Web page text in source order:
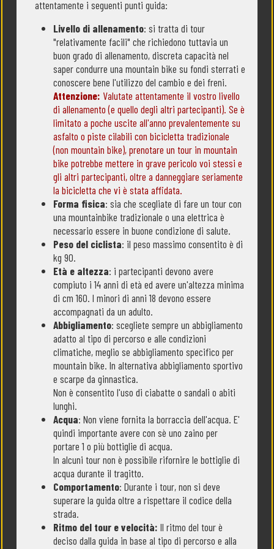
attentamente i seguenti punti guida:
Livello di allenamento: si tratta di tour
"relativamente facili" che richiedono tuttavia un
buon grado di allenamento, discreta capacità nel
saper condurre una mountain bike su fondi sterrati e
conoscere bene l'utilizzo del cambio e dei freni.
Attenzione: Valutate attentamente il vostro livello
di allenamento (e quello degli altri partecipanti). Se è
limitato a poche uscite all'anno prevalentemente su
asfalto o piste cilabili con bicicletta tradizionale
(non mountain bike), prenotare un tour in mountain
bike potrebbe mettere in grave pericolo voi stessi e
gli altri partecipanti, oltre a danneggiare seriamente
la bicicletta che vi è stata affidata.
Forma fisica: sia che scegliate di fare un tour con
una mountainbike tradizionale o una elettrica è
necessario essere in buone condizione di salute.
Peso del ciclista: il peso massimo consentito è di
kg 90.
Età e altezza: i partecipanti devono avere
compiuto i 14 anni di età ed avere un'altezza minima
di cm 160. I minori di anni 18 devono essere
accompagnati da un adulto.
Abbigliamento: scegliete sempre un abbigliamento
adatto al tipo di percorso e alle condizioni
climatiche, meglio se abbigliamento specifico per
mountain bike. In alternativa abbigliamento sportivo
e scarpe da ginnastica.
Non è consentito l'uso di ciabatte o sandali o abiti
lunghi.
Acqua: Non viene fornita la borraccia dell'acqua. E'
quindi importante avere con sè uno zaino per
portare 1 o più bottiglie di acqua.
In alcuni tour non è possibile rifornire le bottiglie di
acqua durante il tragitto.
Comportamento: Durante i tour, non si deve
superare la guida oltre a rispettare il codice della
strada.
Ritmo del tour e velocità: Il ritmo del tour è
deciso dalla guida in base al tipo di percorso e alla